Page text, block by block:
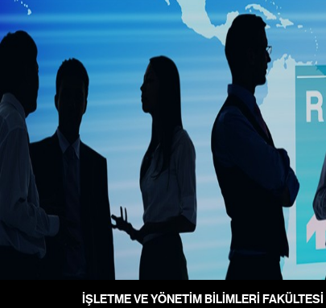
İŞLETME VE YÖNETIM BILIMLERI FAKÜLTESI